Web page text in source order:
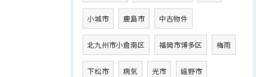
小城市 鹿島市 中古物件
北九州市小倉南区 福岡市博多区 梅雨
下松市 病気 光市 嬉野市